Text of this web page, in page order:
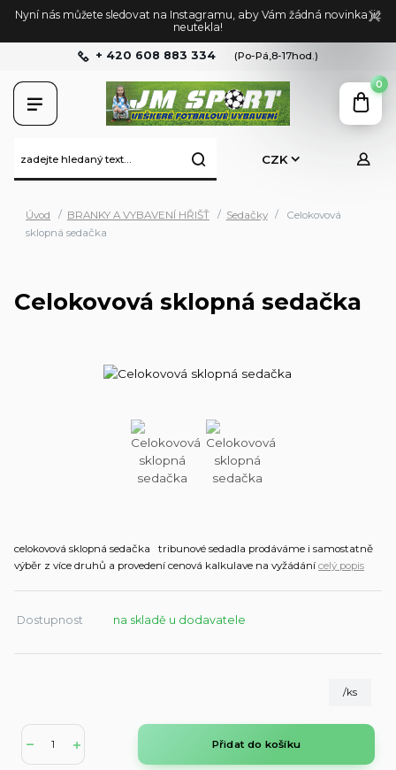
Nyní nás můžete sledovat na Instagramu, aby Vám žádná novinka již
neutekla!
CZK
+ 420 608 883 334 (Po-Pá,8-17hod.)
0
Úvod BRANKY A VYBAVENÍ HŘIŠŤ Sedačky
Celokovová
sklopná sedačka
Celokovová sklopná sedačka
celokovová sklopná sedačka tribunové sedadla prodáváme i samostatně
výběr z více druhů a provedení cenová kalkulave na vyžádání celý popis
Dostupnost na skladě u dodavatele
/ks
Přidat do košíku